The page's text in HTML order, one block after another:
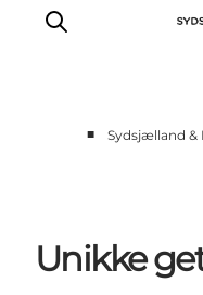
Events
Spis
■ Sydsjælland &
Unikke